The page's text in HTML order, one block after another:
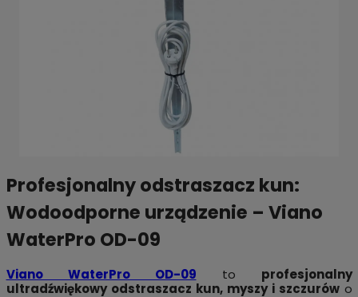
Profesjonalny odstraszacz kun:
Wodoodporne urządzenie – Viano
WaterPro OD-09
Viano WaterPro OD-09 to profesjonalny
ultradźwiękowy odstraszacz kun, myszy i szczurówo